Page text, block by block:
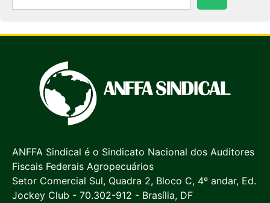
ANFFA Sindical é o Sindicato Nacional dos Auditores
Fiscais Federais Agropecuários
Setor Comercial Sul, Quadra 2, Bloco C, 4º andar, Ed.
Jockey Club - 70.302-912 - Brasília, DF